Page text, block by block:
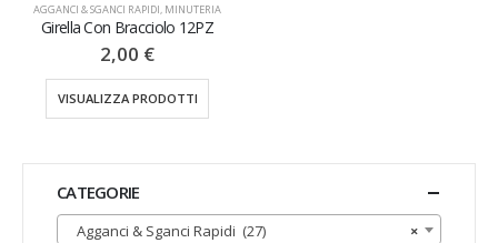
AGGANCI & SGANCI RAPIDI, MINUTERIA
Girella Con Bracciolo 12PZ
2,00 €
VISUALIZZA PRODOTTI
CATEGORIE
×
Agganci & Sganci Rapidi (27)